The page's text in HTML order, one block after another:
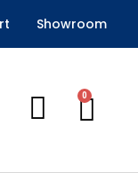
Showroom
0